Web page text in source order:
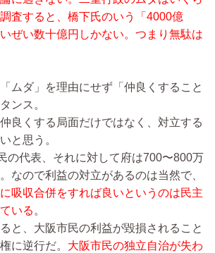
査すると、橋下氏のいう「4000億
ぜい数十億円しかない。つまり無駄は
ムダ」を理由にせず「仲良くすること
ンス。
良くする局面だけではなく、対立する
と思う。
の代表、それに対して府は700〜800万
なので利益の対立があるのは当然で、
吸収合併をすれば良いというのは民主
いる。
と、大阪市民の利益が毀損されること
に逆行だ。 大阪市民の独立自治が失わ